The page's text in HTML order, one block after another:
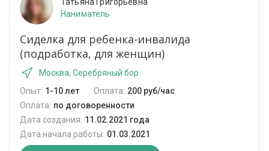
Наниматель
Сиделка для ребенка-инвалида
(подработка, для женщин)
Москва, Серебряный бор
Опыт: 1-10 лет Оплата: 200 руб/час
Оплата: по договоренности
Дата создания: 11.02.2021 года
Дата начала работы: 01.03.2021